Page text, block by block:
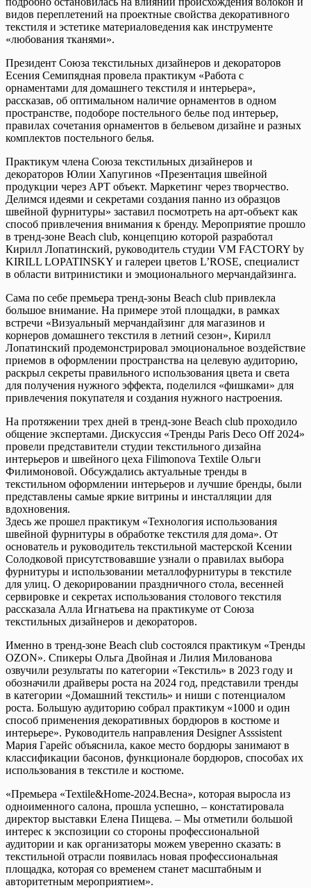
видов переплетений на проектные свойства декоративного
текстиля и эстетике материаловедения как инструменте
«любования тканями».
Президент Союза текстильных дизайнеров и декораторов
Есения Семипядная провела практикум «Работа с
орнаментами для домашнего текстиля и интерьера»,
рассказав, об оптимальном наличие орнаментов в одном
пространстве, подоборе постельного белье под интерьер,
правилах сочетания орнаментов в бельевом дизайне и разных
комплектов постельного белья.
Практикум члена Союза текстильных дизайнеров и
декораторов Юлии Хапугинов «Презентация швейной
продукции через АРТ объект. Маркетинг через творчество.
Делимся идеями и секретами создания панно из образцов
швейной фурнитуры» заставил посмотреть на арт-объект как
способ привлечения внимания к бренду. Мероприятие прошло
в тренд-зоне Beach club, концепцию которой разработал
Кирилл Лопатинский, руководитель студии VM FACTORY by
KIRILL LOPATINSKY и галереи цветов L’ROSE, специалист
в области витринистики и эмоционального мерчандайзинга.
Сама по себе премьера тренд-зоны Beach club привлекла
большое внимание. На примере этой площадки, в рамках
встречи «Визуальный мерчандайзинг для магазинов и
корнеров домашнего текстиля в летний сезон», Кирилл
Лопатинский продемонстрировал эмоциональное воздействие
приемов в оформлении пространства на целевую аудиторию,
раскрыл секреты правильного использования цвета и света
для получения нужного эффекта, поделился «фишками» для
привлечения покупателя и создания нужного настроения.
На протяжении трех дней в тренд-зоне Beach club проходило
общение экспертами. Дискуссия «Тренды Paris Deco Off 2024»
провели представители студии текстильного дизайна
интерьеров и швейного цеха Filimonova Textile Ольги
Филимоновой. Обсуждались актуальные тренды в
текстильном оформлении интерьеров и лучшие бренды, были
представлены самые яркие витрины и инсталляции для
вдохновения.
Здесь же прошел практикум «Технология использования
швейной фурнитуры в обработке текстиля для дома». От
основатель и руководитель текстильной мастерской Ксении
Солодковой присутствовавшие узнали о правилах выбора
фурнитуры и использовании металлофурнитуры в текстиле
для улиц. О декорировании праздничного стола, весенней
сервировке и секретах использования столового текстиля
рассказала Алла Игнатьева на практикуме от Союза
текстильных дизайнеров и декораторов.
Именно в тренд-зоне Beach club состоялся практикум «Тренды
OZON». Спикеры Ольга Двойная и Лилия Милованова
озвучили результаты по категории «Текстиль» в 2023 году и
обозначили драйверы роста на 2024 год, представили тренды
в категории «Домашний текстиль» и ниши с потенциалом
роста. Большую аудиторию собрал практикум «1000 и один
способ применения декоративных бордюров в костюме и
интерьере». Руководитель направления Designer Asssistent
Мария Гарейс объяснила, какое место бордюры занимают в
классификации басонов, функционале бордюров, способах их
использования в текстиле и костюме.
«Премьера «Textile&Home-2024.Весна», которая выросла из
одноименного салона, прошла успешно, – констатировала
директор выставки Елена Пищева. – Мы отметили большой
интерес к экспозиции со стороны профессиональной
аудитории и как организаторы можем уверенно сказать: в
текстильной отрасли появилась новая профессиональная
площадка, которая со временем станет масштабным и
авторитетным мероприятием».